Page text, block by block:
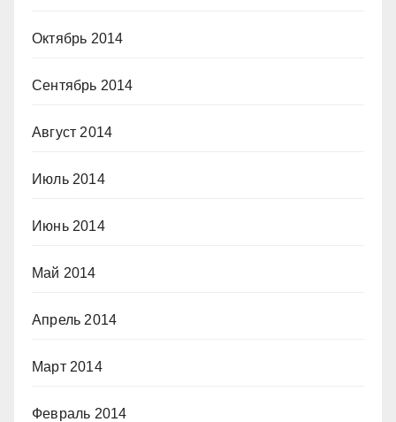
Октябрь 2014
Сентябрь 2014
Август 2014
Июль 2014
Июнь 2014
Май 2014
Апрель 2014
Март 2014
Февраль 2014